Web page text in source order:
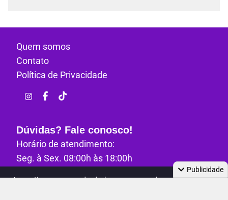
Ao continuar navegando, declaro que concordo com a
Quem somos
Contato
Política de Privacidade
Dúvidas? Fale conosco!
Horário de atendimento:
Seg. à Sex. 08:00h às 18:00h
contato@maratonandopop.com.br Publicidade